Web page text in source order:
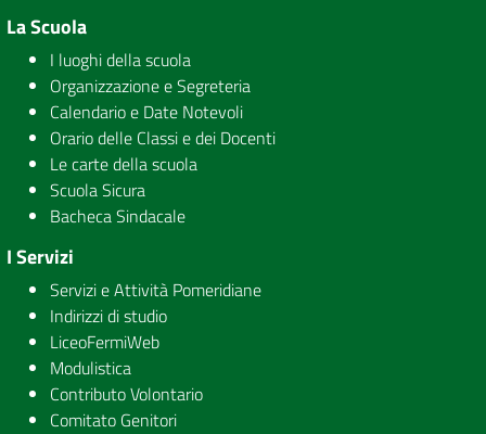
La Scuola
I luoghi della scuola
Organizzazione e Segreteria
Calendario e Date Notevoli
Orario delle Classi e dei Docenti
Le carte della scuola
Scuola Sicura
Bacheca Sindacale
I Servizi
Servizi e Attività Pomeridiane
Indirizzi di studio
LiceoFermiWeb
Modulistica
Contributo Volontario
Comitato Genitori